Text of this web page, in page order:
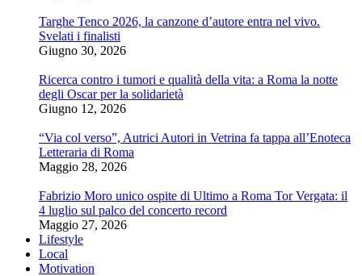
Targhe Tenco 2026, la canzone d’autore entra nel vivo.
Svelati i finalisti
Giugno 30, 2026
Ricerca contro i tumori e qualità della vita: a Roma la notte
degli Oscar per la solidarietà
Giugno 12, 2026
“Via col verso”, Autrici Autori in Vetrina fa tappa all’Enoteca
Letteraria di Roma
Maggio 28, 2026
Fabrizio Moro unico ospite di Ultimo a Roma Tor Vergata: il
4 luglio sul palco del concerto record
Maggio 27, 2026
Lifestyle
Local
Motivation